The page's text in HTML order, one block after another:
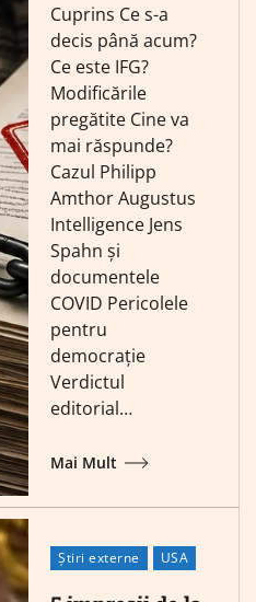
Cuprins Ce s-a
decis până acum?
Ce este IFG?
Modificările
pregătite Cine va
mai răspunde?
Cazul Philipp
Amthor Augustus
Intelligence Jens
Spahn și
documentele
COVID Pericolele
pentru
democrație
Verdictul
editorial…
Mai Mult
Știri externe USA